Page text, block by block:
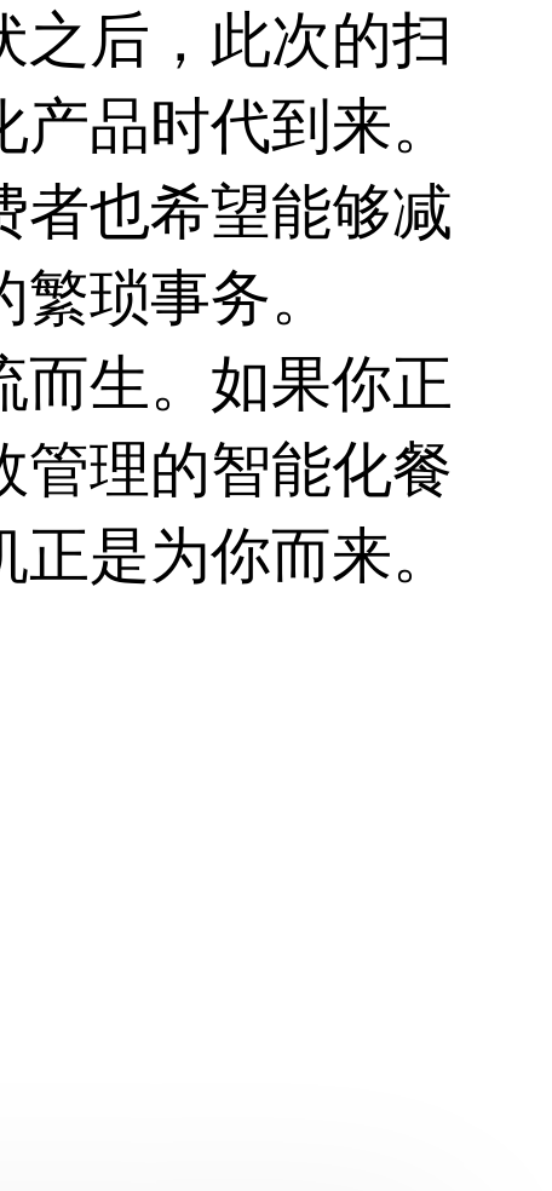
之后，此次的扫
品时代到来。
者也希望能够减
琐事务。
而生。如果你正
管理的智能化餐
是为你而来。